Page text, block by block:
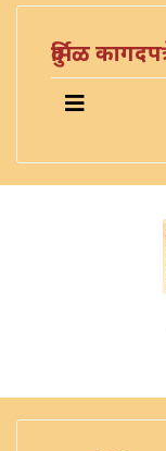
दुर्मिळ